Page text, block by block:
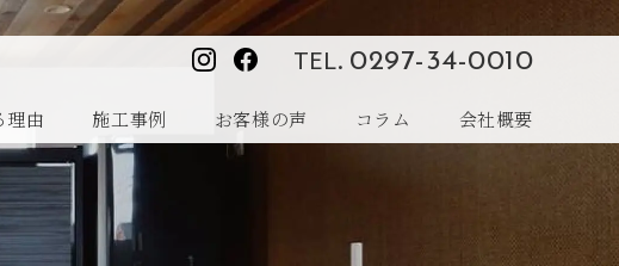
TEL. 0297-34-0010
理由 施工事例 お客様の声 コラム 会社概要